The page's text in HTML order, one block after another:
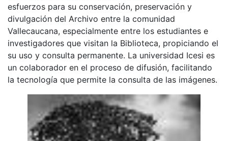
esfuerzos para su conservación, preservación y
divulgación del Archivo entre la comunidad
Vallecaucana, especialmente entre los estudiantes e
investigadores que visitan la Biblioteca, propiciando el
su uso y consulta permanente. La universidad Icesi es
un colaborador en el proceso de difusión, facilitando
la tecnología que permite la consulta de las imágenes.